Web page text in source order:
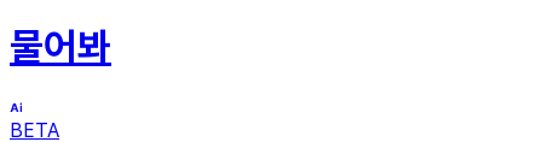
물어봐
BETA